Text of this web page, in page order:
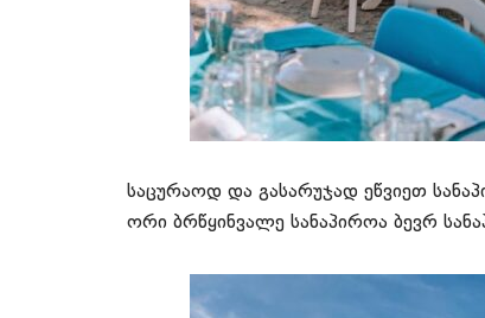
საცურაოდ და გასარუჯად ეწვიეთ
ორი ბრწყინვალე სანაპიროა ბევრ